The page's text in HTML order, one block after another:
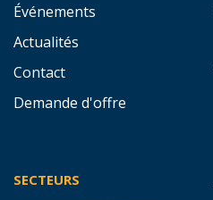
Événements
Actualités
Contact
Demande d'offre
SECTEURS